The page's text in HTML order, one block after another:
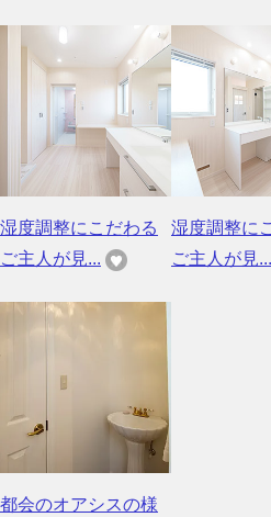
湿度調整にこだわる
ご主人が見...
湿度調整に
ご主人が見...
都会のオアシスの様